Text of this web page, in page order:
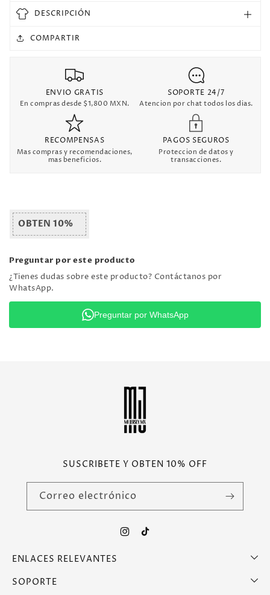
DESCRIPCIÓN
COMPARTIR
ENVIO GRATIS
En compras desde $1,800 MXN.
SOPORTE 24/7
Atencion por chat todos los dias.
RECOMPENSAS
Mas compras y recomendaciones,
mas beneficios.
PAGOS SEGUROS
Proteccion de datos y
transacciones.
OBTEN 10%
Preguntar por este producto
¿Tienes dudas sobre este producto? Contáctanos por
WhatsApp.
Preguntar por WhatsApp
SUSCRIBETE Y OBTEN 10% OFF
Correo electrónico
Instagram
TikTok
ENLACES RELEVANTES
SOPORTE